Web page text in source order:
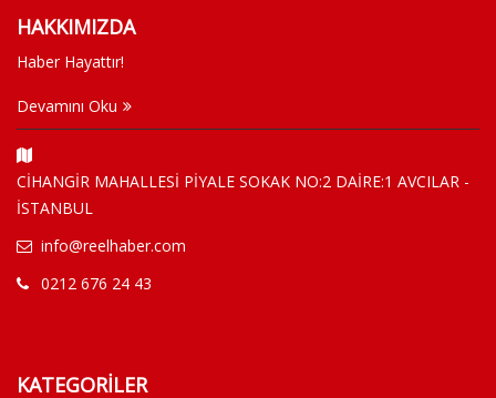
HAKKIMIZDA
Haber Hayattır!
Devamını Oku
CİHANGİR MAHALLESİ PİYALE SOKAK NO:2 DAİRE:1 AVCILAR -
İSTANBUL
info@reelhaber.com
0212 676 24 43
KATEGORİLER